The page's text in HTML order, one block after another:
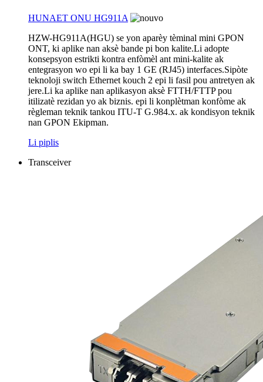
HUNAET ONU HG911A
HZW-HG911A(HGU) se yon aparèy tèminal mini GPON
ONT, ki aplike nan aksè bande pi bon kalite.Li adopte
konsepsyon estrikti kontra enfòmèl ant mini-kalite ak
entegrasyon wo epi li ka bay 1 GE (RJ45) interfaces.Sipòte
teknoloji switch Ethernet kouch 2 epi li fasil pou antretyen ak
jere.Li ka aplike nan aplikasyon aksè FTTH/FTTP pou
itilizatè rezidan yo ak biznis. epi li konplètman konfòme ak
règleman teknik tankou ITU-T G.984.x. ak kondisyon teknik
nan GPON Ekipman.
Li piplis
Transceiver